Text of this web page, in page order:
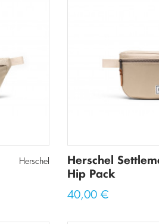
Herschel
Herschel
Hip Pack
40,00 €